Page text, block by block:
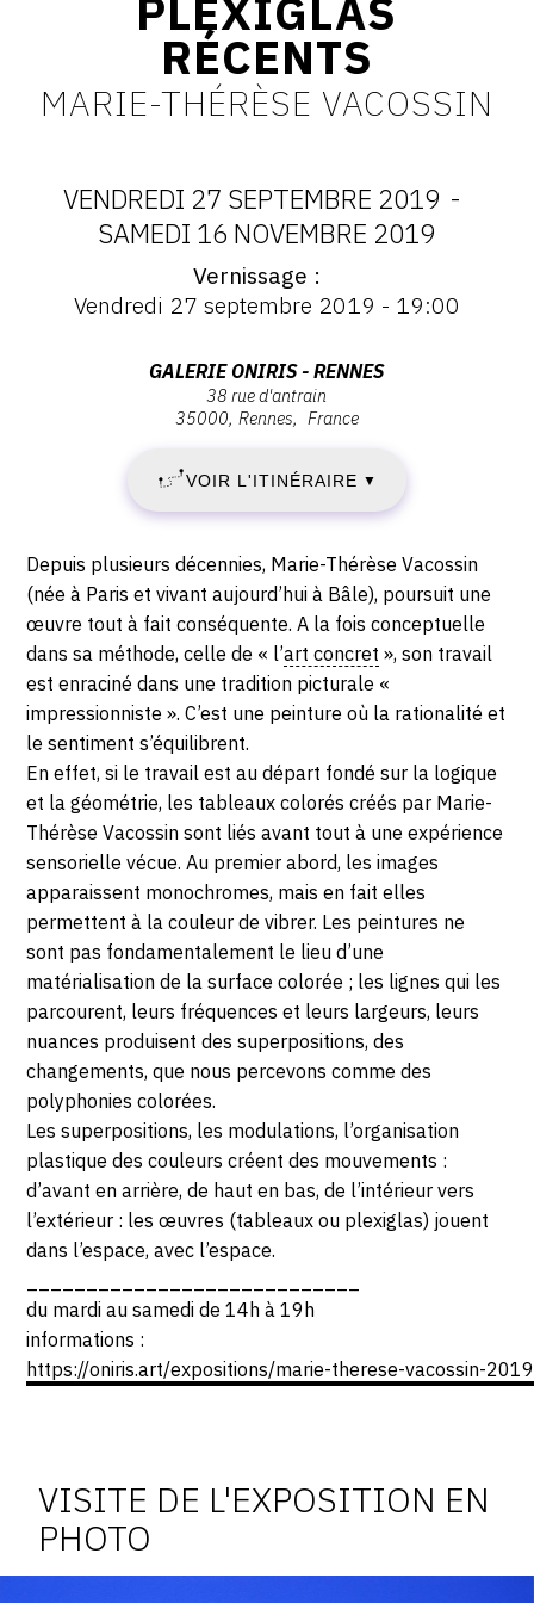
CONTACT
CGU
SUIVEZ-NOUS
INSTAGRAM
TWITTER
PINTEREST
PLEXIGLAS
RÉCENTS
MARIE-THÉRÈSE VACOSSIN
DATES
:
27
2019
-
SAMEDI
16
NOVEMBRE
2019
VENDREDI 27 SEPTEMBRE 2019 -
SAMEDI 16 NOVEMBRE 2019
Vernissage
Vendredi 27 septembre 2019 - 19:00
38
rue
d'Antrain,
35000
Rennes
GALERIE ONIRIS - RENNES
38 rue d'antrain
35000 Rennes France
VOIR L'ITINÉRAIRE ▼
Description,
horaires...
Depuis plusieurs décennies, Marie-Thérèse Vacossin
(née à Paris et vivant aujourd’hui à Bâle), poursuit une
œuvre tout à fait conséquente. A la fois conceptuelle
dans sa méthode, celle de « l’art concret », son travail
est enraciné dans une tradition picturale «
impressionniste ». C’est une peinture où la rationalité et
le sentiment s’équilibrent.
En effet, si le travail est au départ fondé sur la logique
et la géométrie, les tableaux colorés créés par Marie-
Thérèse Vacossin sont liés avant tout à une expérience
sensorielle vécue. Au premier abord, les images
apparaissent monochromes, mais en fait elles
permettent à la couleur de vibrer. Les peintures ne
sont pas fondamentalement le lieu d’une
matérialisation de la surface colorée ; les lignes qui les
parcourent, leurs fréquences et leurs largeurs, leurs
nuances produisent des superpositions, des
changements, que nous percevons comme des
polyphonies colorées.
Les superpositions, les modulations, l’organisation
plastique des couleurs créent des mouvements :
d’avant en arrière, de haut en bas, de l’intérieur vers
l’extérieur : les œuvres (tableaux ou plexiglas) jouent
dans l’espace, avec l’espace.
du mardi au samedi de 14h à 19h
informations :
https://oniris.art/expositions/marie-therese-vacossin-
l'exposition
VISITE DE L'EXPOSITION EN
PHOTO